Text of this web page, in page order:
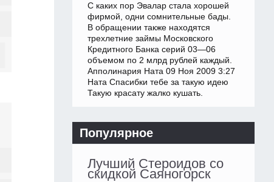
С каких пор Эвалар стала хорошей
фирмой, одни сомнительные бады.
В обращении также находятся
трехлетние займы Московского
Кредитного Банка серий 03—06
объемом по 2 млрд рублей каждый.
Апполинария Ната 09 Ноя 2009 3:27
Ната Спасибки тебе за такую идею
Такую красату жалко кушать.
Популярное
Лучший Стероидов со
скидкой Саяногорск